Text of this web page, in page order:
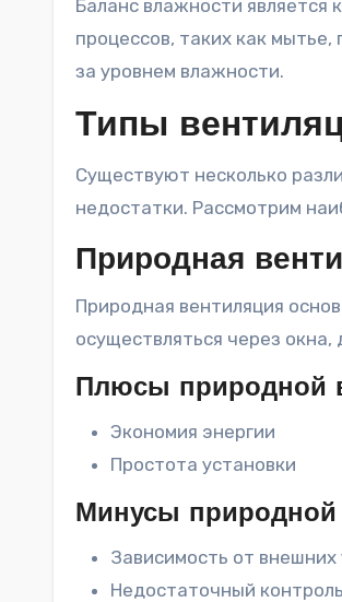
Баланс влажности
процессов, таких как
за уровнем влажности.
Типы
Существуют несколько
недостатки. Рассмотрим
Природная
Природная вентиляция
осуществляться через
Плюсы природной
Экономия энергии
Простота установки
Минусы природной
Зависимость от внешних
Недостаточный